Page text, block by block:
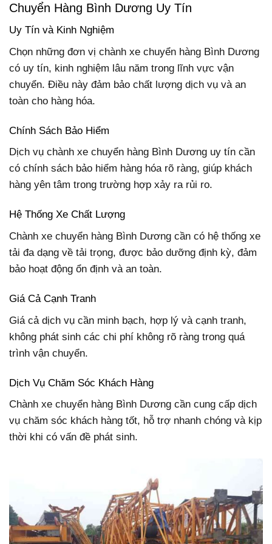
Chuyển Hàng Bình Dương Uy Tín
Uy Tín và Kinh Nghiệm
Chọn những đơn vị chành xe chuyển hàng Bình Dương
có uy tín, kinh nghiệm lâu năm trong lĩnh vực vận
chuyển. Điều này đảm bảo chất lượng dịch vụ và an
toàn cho hàng hóa.
Chính Sách Bảo Hiểm
Dịch vụ chành xe chuyển hàng Bình Dương uy tín cần
có chính sách bảo hiểm hàng hóa rõ ràng, giúp khách
hàng yên tâm trong trường hợp xảy ra rủi ro.
Hệ Thống Xe Chất Lượng
Chành xe chuyển hàng Bình Dương cần có hệ thống xe
tải đa dạng về tải trọng, được bảo dưỡng định kỳ, đảm
bảo hoạt động ổn định và an toàn.
Giá Cả Cạnh Tranh
Giá cả dịch vụ cần minh bạch, hợp lý và cạnh tranh,
không phát sinh các chi phí không rõ ràng trong quá
trình vận chuyển.
Dịch Vụ Chăm Sóc Khách Hàng
Chành xe chuyển hàng Bình Dương cần cung cấp dịch
vụ chăm sóc khách hàng tốt, hỗ trợ nhanh chóng và kịp
thời khi có vấn đề phát sinh.